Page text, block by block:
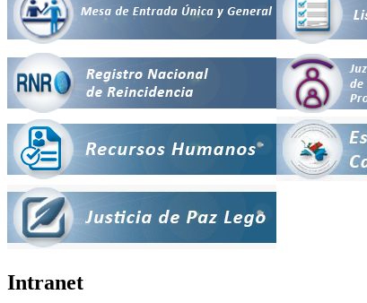
Intranet